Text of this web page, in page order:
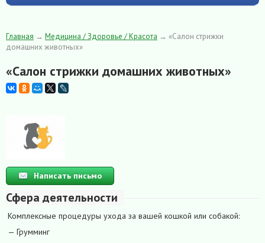
Главная → Медицина / Здоровье / Красота → «Салон стрижки
домашних животных»
«Салон стрижки домашних животных»
Написать письмо
Сфера деятельности
Комплексные процедуры ухода за вашей кошкой или собакой:
— Грумминг